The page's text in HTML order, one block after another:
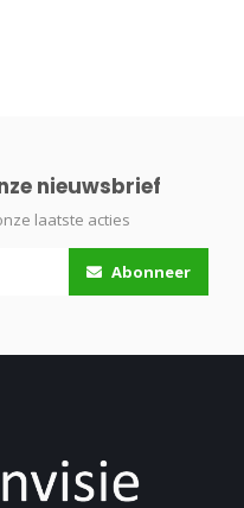
nieuwsbrief
laatste acties
Abonneer